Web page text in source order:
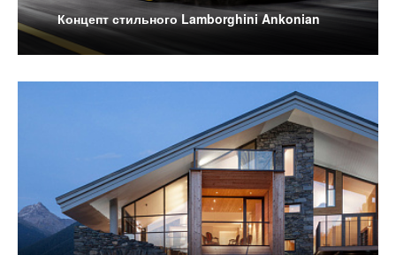
Концепт стильного Lamborghini Ankonian